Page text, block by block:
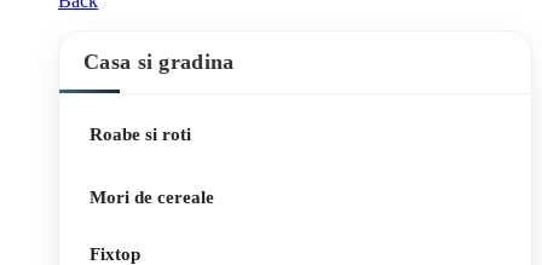
Casa si gradina
Roabe si roti
Mori de cereale
Fixtop